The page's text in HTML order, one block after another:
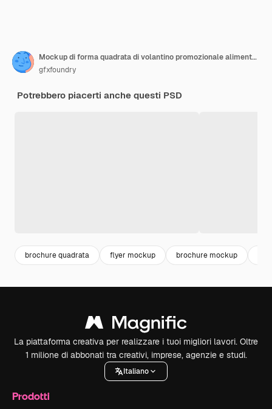
Mockup di forma quadrata di volantino promozionale alimentare
gfxfoundry
Potrebbero piacerti anche questi PSD
brochure quadrata flyer mockup brochure mockup
La piattaforma creativa per realizzare i tuoi migliori lavori. Oltre
1 milione di abbonati tra creativi, imprese, agenzie e studi.
Italiano
Prodotti